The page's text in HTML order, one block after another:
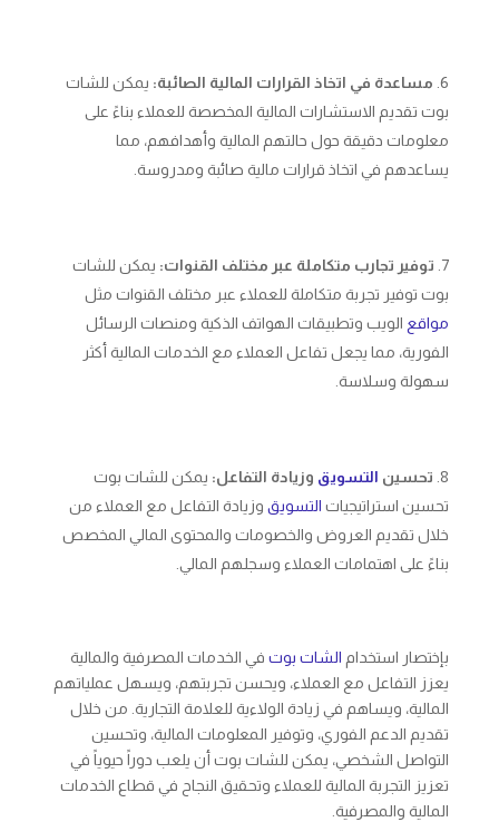
مساعدة في اتخاذ القرارات المالية الصائبة: يمكن للشات
بوت تقديم الاستشارات المالية المخصصة للعملاء بناءً على
معلومات دقيقة حول حالتهم المالية وأهدافهم، مما
يساعدهم في اتخاذ قرارات مالية صائبة ومدروسة.
توفير تجارب متكاملة عبر مختلف القنوات: يمكن للشات
بوت توفير تجربة متكاملة للعملاء عبر مختلف القنوات مثل
مواقع الويب وتطبيقات الهواتف الذكية ومنصات الرسائل
الفورية، مما يجعل تفاعل العملاء مع الخدمات المالية أكثر
سهولة وسلاسة.
تحسين التسويق وزيادة التفاعل: يمكن للشات بوت
تحسين استراتيجيات التسويقوزيادة التفاعل مع العملاء من
خلال تقديم العروض والخصومات والمحتوى المالي المخصص
بناءً على اهتمامات العملاء وسجلهم المالي.
بإختصار استخدام الشات بوتفي الخدمات المصرفية والمالية
يعزز التفاعل مع العملاء، ويحسن تجربتهم، ويسهل عملياتهم
المالية، ويساهم في زيادة الولاءية للعلامة التجارية. من خلال
تقديم الدعم الفوري، وتوفير المعلومات المالية، وتحسين
التواصل الشخصي، يمكن للشات بوت أن يلعب دوراً حيوياً في
تعزيز التجربة المالية للعملاء وتحقيق النجاح في قطاع الخدمات
المالية والمصرفية.